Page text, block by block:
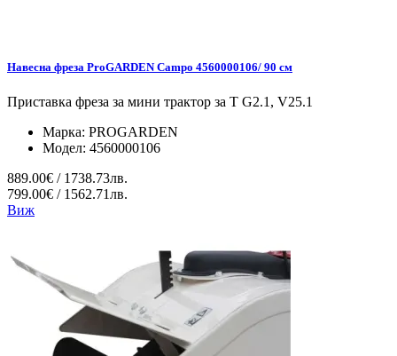
Навесна фреза ProGARDEN Campo 4560000106/ 90 см
Приставка фреза за мини трактор за T G2.1, V25.1
Марка: PROGARDEN
Модел: 4560000106
889.00€ / 1738.73лв.
799.00€ / 1562.71лв.
Виж